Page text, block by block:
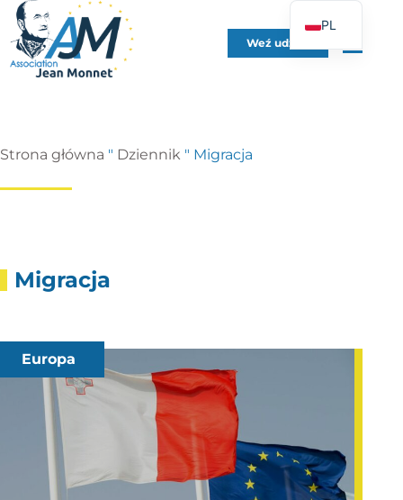
Weź udział
Strona główna " Dziennik " Migracja
Migracja
Europa
PL
FR